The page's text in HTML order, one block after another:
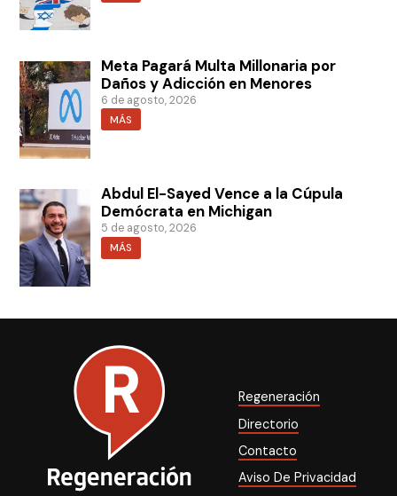
Meta Pagará Multa Millonaria por
Daños y Adicción en Menores
6 de agosto, 2026
MÁS
Abdul El-Sayed Vence a la Cúpula
Demócrata en Michigan
5 de agosto, 2026
MÁS
Regeneración
Directorio
Contacto
Aviso De Privacidad